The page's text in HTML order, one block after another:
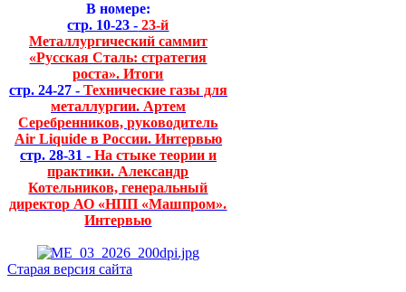
В номере:
стр. 10-23 - 23-й
Металлургический саммит
«Русская Сталь: стратегия
роста». Итоги
стр. 24-27 - Технические газы для
металлургии. Артем
Серебренников, руководитель
Air Liquide в России. Интервью
стр. 28-31 - На стыке теории и
практики. Александр
Котельников, генеральный
директор АО «НПП «Машпром».
Интервью
Старая версия сайта